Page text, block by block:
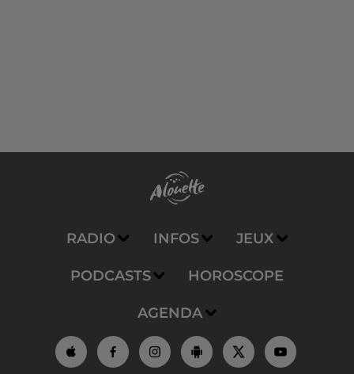
RADIO INFOS JEUX
PODCASTS HOROSCOPE
AGENDA